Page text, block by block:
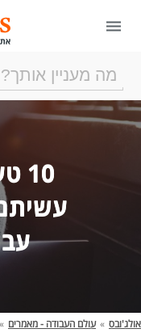
דף הבית
ניהול החיפושים שלי
אולג'ובס » עולם העבודה - מאמרים »